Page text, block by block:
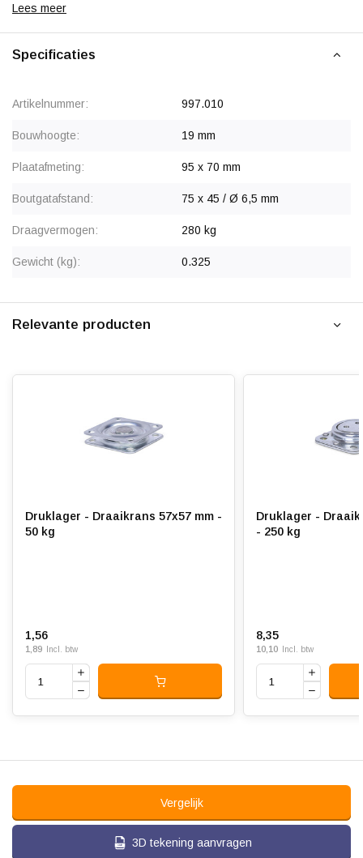
Draagvermogen kg
Lees meer
Specificaties
Artikelnummer: 997.010
Bouwhoogte: 19 mm
Plaatafmeting: 95 x 70 mm
Boutgatafstand: 75 x 45 / Ø 6,5 mm
Draagvermogen: 280 kg
Gewicht (kg): 0.325
Relevante producten
Druklager - Draaikrans 57x57 mm -
50 kg
1,56
1,89 Incl. btw
Druklager -
- 250 kg
8,35
10,10 Incl. btw
Vergelijk
3D tekening aanvragen